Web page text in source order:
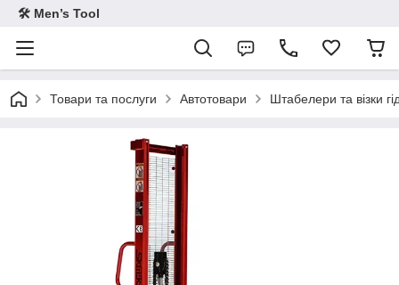
🛠 Men’s Tool
Товари та послуги Автотовари Штабелери та візки